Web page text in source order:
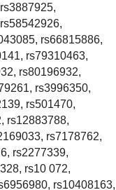
rs66815886,
rs79310463,
rs80196932,
rs3996350,
rs501470,
rs12883788,
rs7178762,
rs2277339,
rs10 072,
rs10408163,